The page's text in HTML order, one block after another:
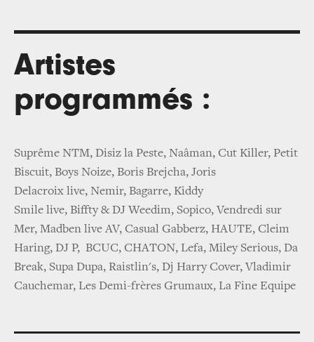
Artistes
programmés :
Suprême NTM, Disiz la Peste, Naâman, Cut Killer, Petit
Biscuit, Boys Noize, Boris Brejcha, Joris
Delacroix live, Nemir, Bagarre, Kiddy
Smile live, Biffty & DJ Weedim, Sopico, Vendredi sur
Mer, Madben live AV, Casual Gabberz, HAUTE, Cleim
Haring, DJ P, BCUC, CHATON, Lefa, Miley Serious, Da
Break, Supa Dupa, Raistlin's, Dj Harry Cover, Vladimir
Cauchemar, Les Demi-frères Grumaux, La Fine Equipe